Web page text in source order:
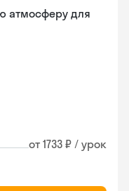
атмосферу для
от 1733 ₽ / урок